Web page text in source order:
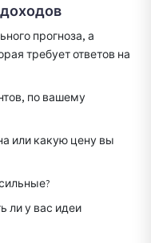
прогноза, а
требует ответов на
по вашему
или какую цену вы
ли у вас идеи